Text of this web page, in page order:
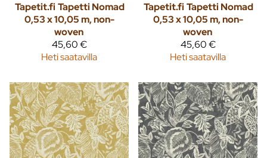
Tapetit.fiTapetti Nomad
0,53 x 10,05 m, non-
woven
45,60 €
Heti saatavilla
Tapetit.fiTapetti Nomad
0,53 x 10,05 m, non-
woven
45,60 €
Heti saatavilla